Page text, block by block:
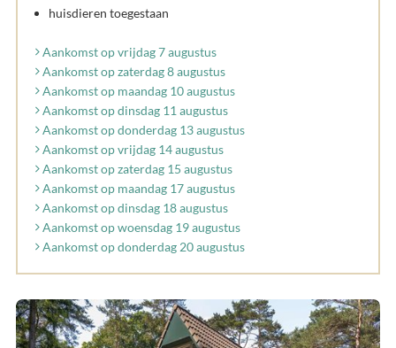
huisdieren toegestaan
Aankomst op vrijdag 7 augustus
Aankomst op zaterdag 8 augustus
Aankomst op maandag 10 augustus
Aankomst op dinsdag 11 augustus
Aankomst op donderdag 13 augustus
Aankomst op vrijdag 14 augustus
Aankomst op zaterdag 15 augustus
Aankomst op maandag 17 augustus
Aankomst op dinsdag 18 augustus
Aankomst op woensdag 19 augustus
Aankomst op donderdag 20 augustus